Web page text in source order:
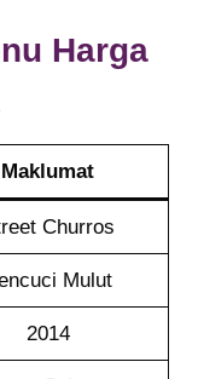
Harga
Maklumat
Churros
Mulut
2014